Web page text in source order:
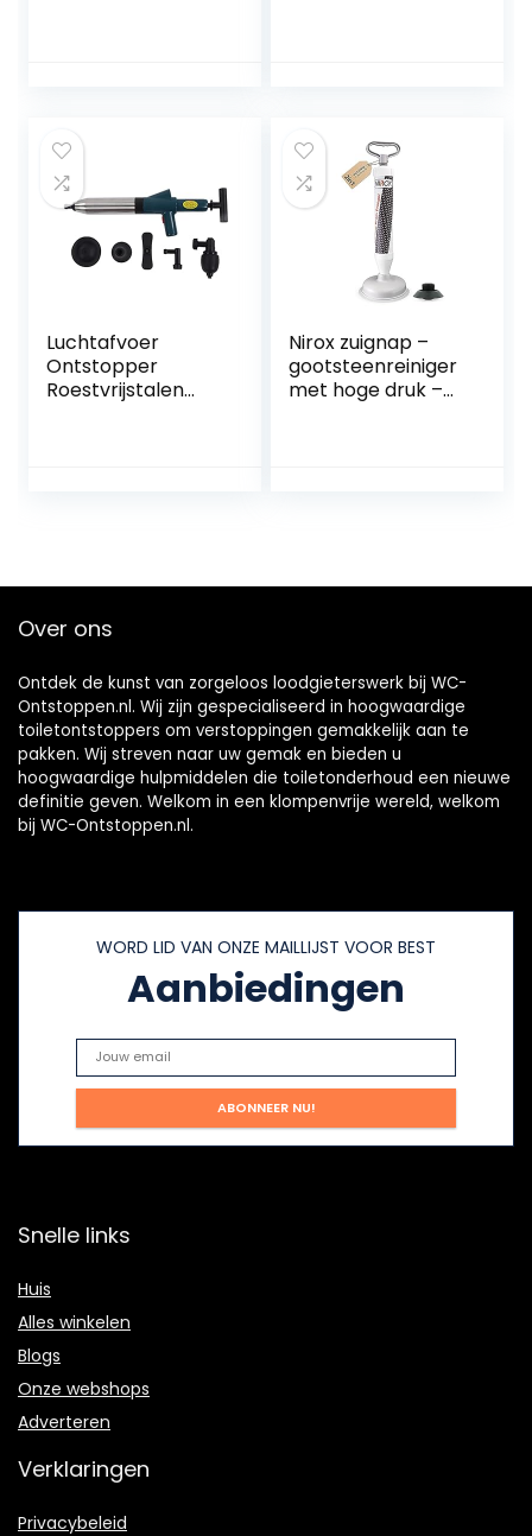
en andere
afvoeren.
Gemaakt in de EU
Luchtafvoer
Ontstopper
Roestvrijstalen
Nirox zuignap –
gootsteenreiniger
met hoge druk –
Over ons
Ontdek de kunst van zorgeloos loodgieterswerk bij WC-
Ontstoppen.nl. Wij zijn gespecialiseerd in hoogwaardige
toiletontstoppers om verstoppingen gemakkelijk aan te
pakken. Wij streven naar uw gemak en bieden u
hoogwaardige hulpmiddelen die toiletonderhoud een nieuwe
definitie geven. Welkom in een klompenvrije wereld, welkom
bij WC-Ontstoppen.nl.
WORD LID VAN ONZE MAILLIJST VOOR BEST
Aanbiedingen
Snelle links
Huis
Alles winkelen
Blogs
Onze webshops
Adverteren
Verklaringen
Privacybeleid